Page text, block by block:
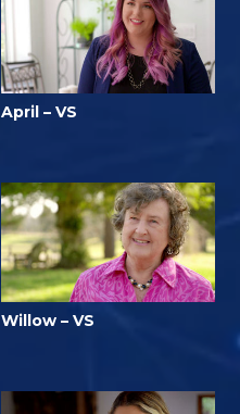
April – VS
Willow – VS